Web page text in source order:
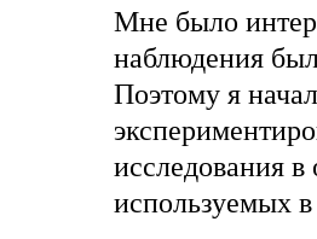
Мне было
наблюдения
Поэтому я
исследования в
используемых